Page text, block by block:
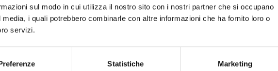
sul modo in cui utilizza il nostro sito con i nostri partner che si occupano
i quali potrebbero combinarle con altre informazioni che ha fornito loro o
servizi.
Statistiche Marketing